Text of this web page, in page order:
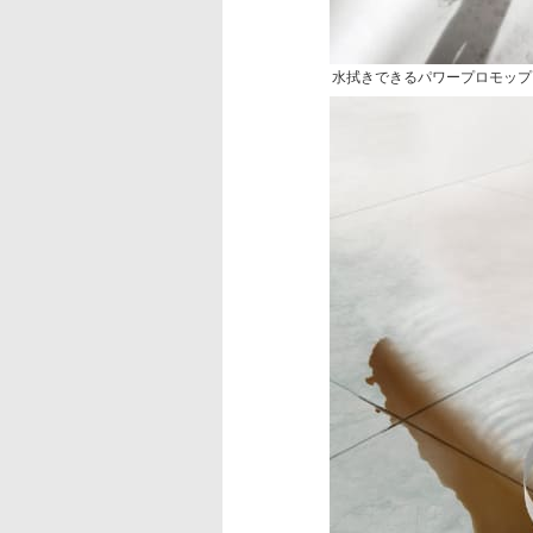
水拭きできるパワープロモッ